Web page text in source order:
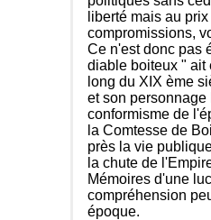
liberté mais au
compromissions,
Ce n'est donc pas
diable boiteux " ait
long du XIX ème
et son personnage
conformisme de
la Comtesse de
près la vie
la chute de
Mémoires d'une
compréhension
époque.